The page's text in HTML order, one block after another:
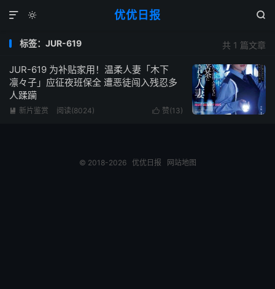
优优日报
 

共 1 篇文章
标签：JUR-619
JUR-619 为补贴家用！温柔人妻「木下
凛々子」应征夜班保全 遭恶徒闯入残忍多
人蹂躏
 赞(13)
 新片鉴赏 阅读(8024)
© 2018-2026 优优日报 网站地图